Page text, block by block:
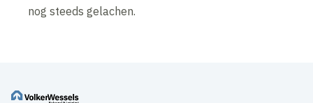
nog steeds gelachen.